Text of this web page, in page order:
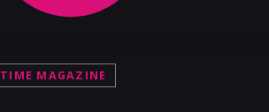
TIME MAGAZINE